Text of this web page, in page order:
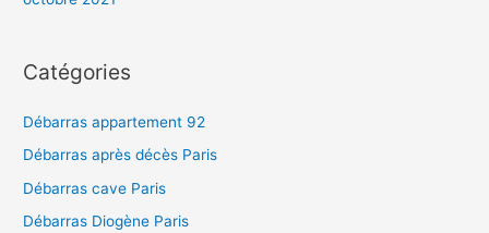
Catégories
Débarras appartement 92
Débarras après décès Paris
Débarras cave Paris
Débarras Diogène Paris